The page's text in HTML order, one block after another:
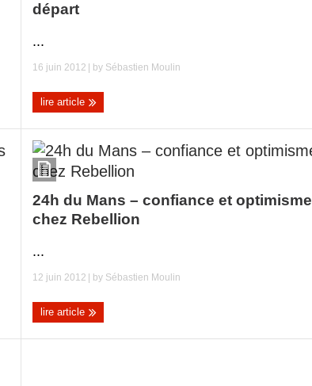
départ
...
16 juin 2012 | by Sébastien Moulin
lire article
24h du Mans – confiance et optimisme
chez Rebellion
...
12 juin 2012 | by Sébastien Moulin
lire article